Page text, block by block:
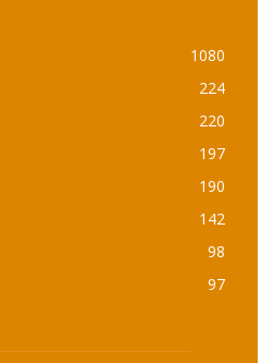
1080
224
220
197
190
142
98
97